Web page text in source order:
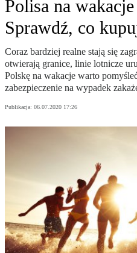
Polisa na
Sprawdź, co
Coraz bardziej realne stają się
otwierają granice, linie lotnicze
Polskę na wakacje warto
zabezpieczenie na wypadek
Publikacja: 06.07.2020 17:26